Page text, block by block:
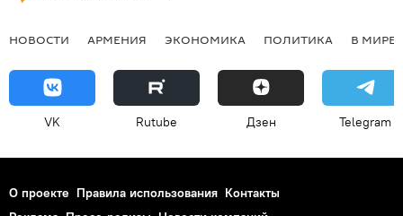
НОВОСТИ АРМЕНИЯ ЭКОНОМИКА ПОЛИТИКА В МИРЕ
VK Rutube Дзен Telegram
О проекте Правила использования Контакты